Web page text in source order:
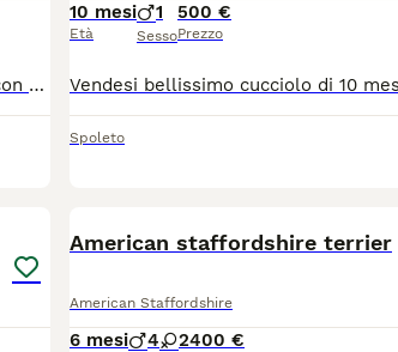
Disponibile un bellissimo cucciolo di American Pitbull Terrier con PEDIGREE, 1 maschio nato il 10 maggio, Il cucciolo e pronto per entrare nella nuova famiglia in possesso di: Pedigree Vaccini Microchip Libretto sanitario della salute del cane Ciclo completato di sverminazione Se interessati contattare il 3286440012
10 mesi
Età
1
Sesso
500 €
Prezzo
Spoleto
American staffordshire terrier
American Staffordshire
6 mesi 4 2400 €